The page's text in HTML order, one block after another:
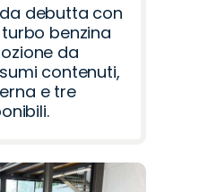
debutta con
benzina
da
contenuti,
e tre